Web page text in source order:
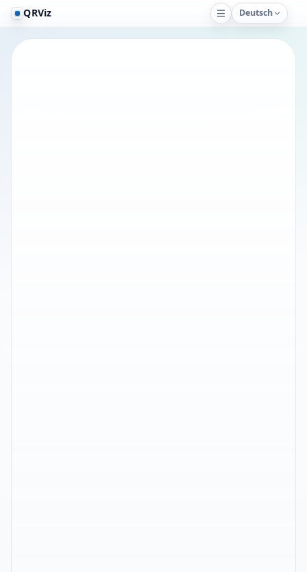
QRViz Deutsch